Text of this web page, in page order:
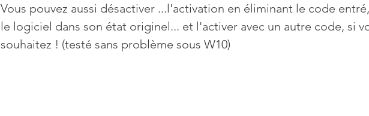
Vous pouvez aussi désactiver ...l'activation en éliminant le code
le logiciel dans son état originel... et l'activer avec un autre code, si
souhaitez ! (testé sans problème sous W10)